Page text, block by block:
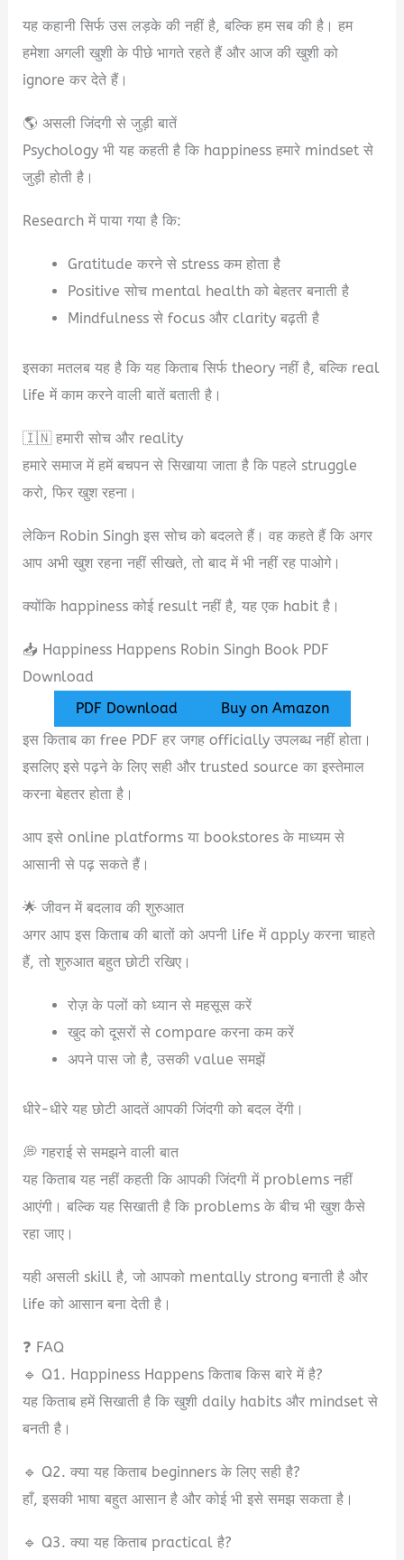
यह कहानी सिर्फ उस लड़के की नहीं है, बल्कि हम सब की है। हम
हमेशा अगली खुशी के पीछे भागते रहते हैं और आज की खुशी को
ignore कर देते हैं।
🌎 असली जिंदगी से जुड़ी बातें
Psychology भी यह कहती है कि happiness हमारे mindset से
जुड़ी होती है।
Research में पाया गया है कि:
Gratitude करने से stress कम होता है
Positive सोच mental health को बेहतर बनाती है
Mindfulness से focus और clarity बढ़ती है
इसका मतलब यह है कि यह किताब सिर्फ theory नहीं है, बल्कि real
life में काम करने वाली बातें बताती है।
🇮🇳 हमारी सोच और reality
हमारे समाज में हमें बचपन से सिखाया जाता है कि पहले struggle
करो, फिर खुश रहना।
लेकिन Robin Singh इस सोच को बदलते हैं। वह कहते हैं कि अगर
आप अभी खुश रहना नहीं सीखते, तो बाद में भी नहीं रह पाओगे।
क्योंकि happiness कोई result नहीं है, यह एक habit है।
📥 Happiness Happens Robin Singh Book PDF
Download
PDF Download
Buy on Amazon
इस किताब का free PDF हर जगह officially उपलब्ध नहीं होता।
इसलिए इसे पढ़ने के लिए सही और trusted source का इस्तेमाल
करना बेहतर होता है।
आप इसे online platforms या bookstores के माध्यम से
आसानी से पढ़ सकते हैं।
🌟 जीवन में बदलाव की शुरुआत
अगर आप इस किताब की बातों को अपनी life में apply करना चाहते
हैं, तो शुरुआत बहुत छोटी रखिए।
रोज़ के पलों को ध्यान से महसूस करें
खुद को दूसरों से compare करना कम करें
अपने पास जो है, उसकी value समझें
धीरे-धीरे यह छोटी आदतें आपकी जिंदगी को बदल देंगी।
💭 गहराई से समझने वाली बात
यह किताब यह नहीं कहती कि आपकी जिंदगी में problems नहीं
आएंगी। बल्कि यह सिखाती है कि problems के बीच भी खुश कैसे
रहा जाए।
यही असली skill है, जो आपको mentally strong बनाती है और
life को आसान बना देती है।
❓ FAQ
🔹 Q1. Happiness Happens किताब किस बारे में है?
यह किताब हमें सिखाती है कि खुशी daily habits और mindset से
बनती है।
🔹 Q2. क्या यह किताब beginners के लिए सही है?
हाँ, इसकी भाषा बहुत आसान है और कोई भी इसे समझ सकता है।
🔹 Q3. क्या यह किताब practical है?